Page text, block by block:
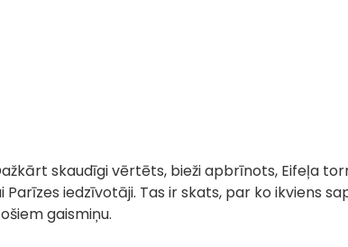
skaudīgi vērtēts, bieži apbrīnots, Eifeļa
iedzīvotāji. Tas ir skats, par ko ikviens
gaismiņu.